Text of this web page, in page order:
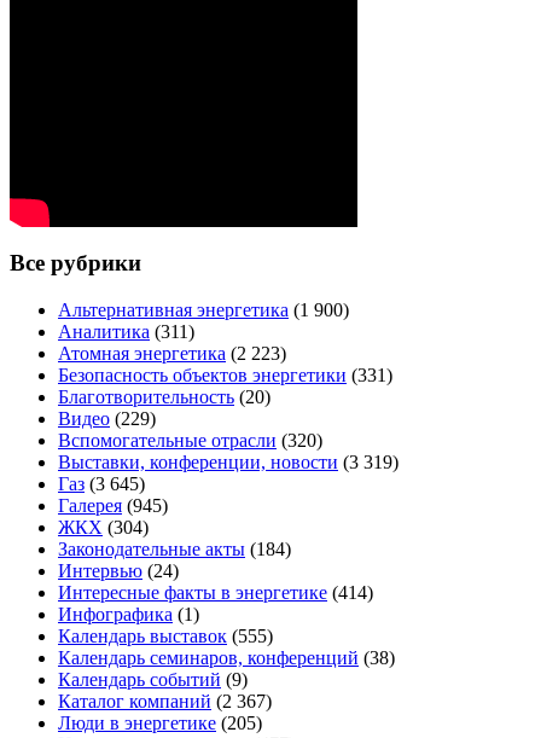
Все рубрики
Альтернативная энергетика (1 900)
Аналитика (311)
Атомная энергетика (2 223)
Безопасность объектов энергетики (331)
Благотворительность (20)
Видео (229)
Вспомогательные отрасли (320)
Выставки, конференции, новости (3 319)
Газ (3 645)
Галерея (945)
ЖКХ (304)
Законодательные акты (184)
Интервью (24)
Интересные факты в энергетике (414)
Инфографика (1)
Календарь выставок (555)
Календарь семинаров, конференций (38)
Календарь событий (9)
Каталог компаний (2 367)
Люди в энергетике (205)